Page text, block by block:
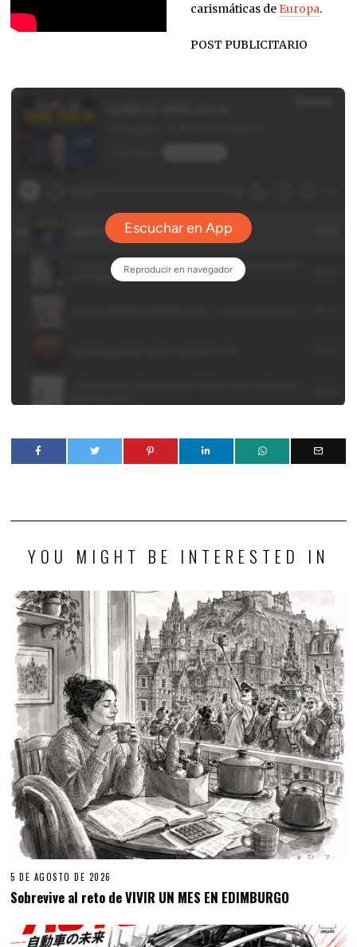
carismáticas de Europa.
POST PUBLICITARIO
YOU MIGHT BE INTERESTED IN
5 DE AGOSTO DE 2026
Sobrevive al reto de VIVIR UN MES EN EDIMBURGO